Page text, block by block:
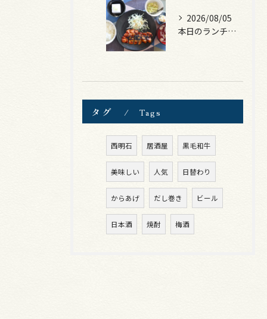
2026/08/05
本日のランチは、ロース豚カツ梅はさみ！
タグ Tags
西明石 居酒屋 黒毛和牛
美味しい 人気 日替わり
からあげ だし巻き ビール
日本酒 焼酎 梅酒